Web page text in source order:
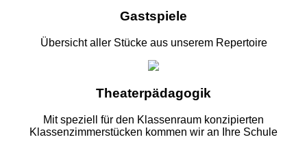
Gastspiele
Übersicht aller Stücke aus unserem Repertoire
Theaterpädagogik
Mit speziell für den Klassenraum konzipierten
Klassenzimmerstücken kommen wir an Ihre Schule